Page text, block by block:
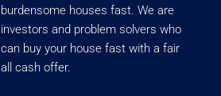
burdensome houses fast. We are
investors and problem solvers who
can buy your house fast with a fair
all cash offer.